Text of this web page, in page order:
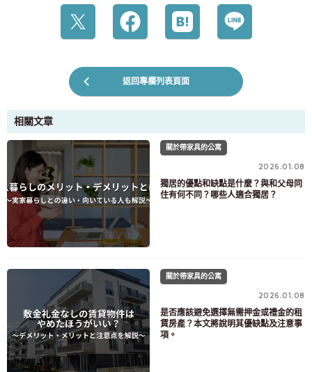
返回專欄列表頁面
相關文章
關於帶家具的公寓
2026.01.08
獨居的優點和缺點是什麼？與和父母同
住有何不同？哪些人適合獨居？
關於帶家具的公寓
2026.01.08
是否應該避免選擇無需押金或禮金的租
賃房產？本文將說明其優缺點及注意事
項。